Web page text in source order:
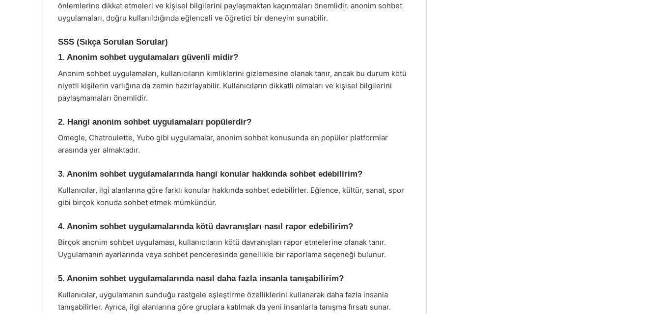
önlemlerine dikkat etmeleri ve kişisel bilgilerini paylaşmaktan kaçınmaları önemlidir. anonim sohbet
uygulamaları, doğru kullanıldığında eğlenceli ve öğretici bir deneyim sunabilir.
SSS (Sıkça Sorulan Sorular)
1. Anonim sohbet uygulamaları güvenli midir?
Anonim sohbet uygulamaları, kullanıcıların kimliklerini gizlemesine olanak tanır, ancak bu durum kötü
niyetli kişilerin varlığına da zemin hazırlayabilir. Kullanıcıların dikkatli olmaları ve kişisel bilgilerini
paylaşmamaları önemlidir.
2. Hangi anonim sohbet uygulamaları popülerdir?
Omegle, Chatroulette, Yubo gibi uygulamalar, anonim sohbet konusunda en popüler platformlar
arasında yer almaktadır.
3. Anonim sohbet uygulamalarında hangi konular hakkında sohbet edebilirim?
Kullanıcılar, ilgi alanlarına göre farklı konular hakkında sohbet edebilirler. Eğlence, kültür, sanat, spor
gibi birçok konuda sohbet etmek mümkündür.
4. Anonim sohbet uygulamalarında kötü davranışları nasıl rapor edebilirim?
Birçok anonim sohbet uygulaması, kullanıcıların kötü davranışları rapor etmelerine olanak tanır.
Uygulamanın ayarlarında veya sohbet penceresinde genellikle bir raporlama seçeneği bulunur.
5. Anonim sohbet uygulamalarında nasıl daha fazla insanla tanışabilirim?
Kullanıcılar, uygulamanın sunduğu rastgele eşleştirme özelliklerini kullanarak daha fazla insanla
tanışabilirler. Ayrıca, ilgi alanlarına göre gruplara katılmak da yeni insanlarla tanışma fırsatı sunar.